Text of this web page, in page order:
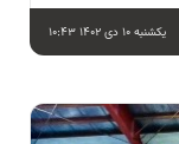
یکشنبه 10 دی 1402 10:43